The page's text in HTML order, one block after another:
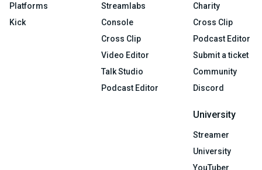
Platforms
Kick
Streamlabs
Console
Cross Clip
Video Editor
Talk Studio
Podcast Editor
Charity
Cross Clip
Podcast Editor
Submit a ticket
Community
Discord
University
Streamer
University
YouTuber